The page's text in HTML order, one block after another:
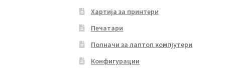
Хартија за принтери
Печатари
Полначи за лаптоп компјутери
Конфигурации